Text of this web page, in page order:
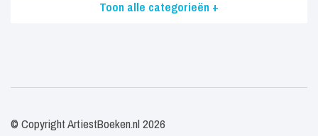
Toon alle categorieën +
© Copyright ArtiestBoeken.nl 2026